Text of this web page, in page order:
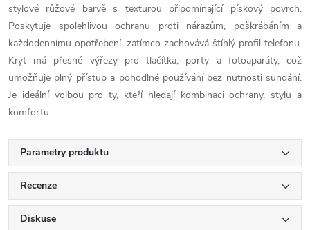
stylové růžové barvě s texturou připomínající pískový povrch.
Poskytuje spolehlivou ochranu proti nárazům, poškrábáním a
každodennímu opotřebení, zatímco zachovává štíhlý profil telefonu.
Kryt má přesné výřezy pro tlačítka, porty a fotoaparáty, což
umožňuje plný přístup a pohodlné používání bez nutnosti sundání.
Je ideální volbou pro ty, kteří hledají kombinaci ochrany, stylu a
komfortu.
Parametry produktu
Recenze
Diskuse